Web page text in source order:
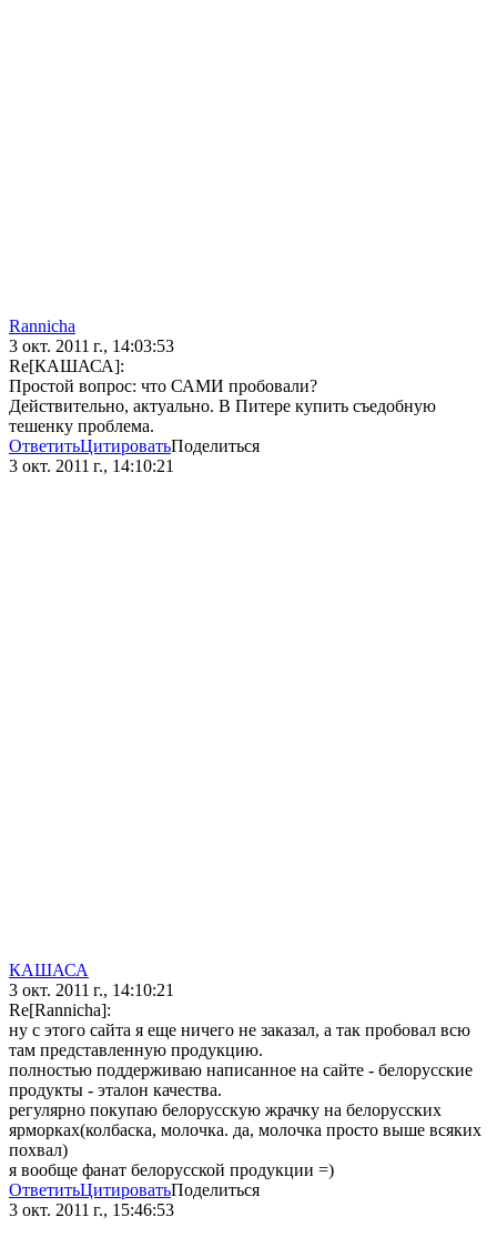
Rannicha
3 окт. 2011 г., 14:03:53
Re[КАШАСА]:
Простой вопрос: что САМИ пробовали?
Действительно, актуально. В Питере купить съедобную
тешенку проблема.
ОтветитьЦитироватьПоделиться
3 окт. 2011 г., 14:10:21
КАШАСА
3 окт. 2011 г., 14:10:21
Re[Rannicha]:
ну с этого сайта я еще ничего не заказал, а так пробовал всю
там представленную продукцию.
полностью поддерживаю написанное на сайте - белорусские
продукты - эталон качества.
регулярно покупаю белорусскую жрачку на белорусских
ярморках(колбаска, молочка. да, молочка просто выше всяких
похвал)
я вообще фанат белорусской продукции =)
ОтветитьЦитироватьПоделиться
3 окт. 2011 г., 15:46:53